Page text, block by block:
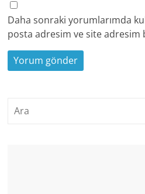
Daha sonraki yorumlarımda
posta adresim ve site adresim